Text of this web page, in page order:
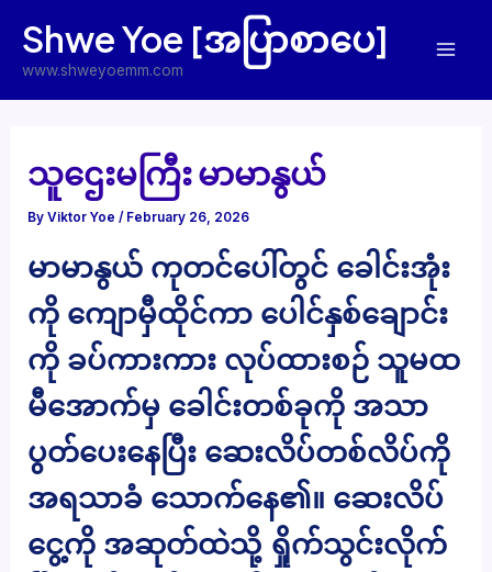
content
Shwe Yoe [အပြာစာပေ]
www.shweyoemm.com
သူဌေးမကြီး မာမာနွယ်
ByViktor Yoe/ February 26, 2026
မာမာနွယ် ကုတင်ပေါ်တွင် ခေါင်းအုံး
ကို ကျောမှီထိုင်ကာ ပေါင်နှစ်ချောင်း
ကို ခပ်ကားကား လုပ်ထားစဉ် သူမထ
မီအောက်မှ ခေါင်းတစ်ခုကို အသာ
ပွတ်ပေးနေပြီး ဆေးလိပ်တစ်လိပ်ကို
အရသာခံ သောက်နေ၏။ ဆေးလိပ်
ငွေ့ကို အဆုတ်ထဲသို့ ရှိုက်သွင်းလိုက်